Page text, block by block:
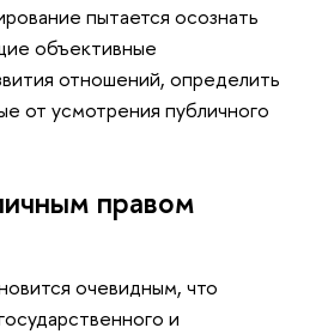
пытается осознать
объективные
отношений, определить
от усмотрения публичного
правом
очевидным, что
и